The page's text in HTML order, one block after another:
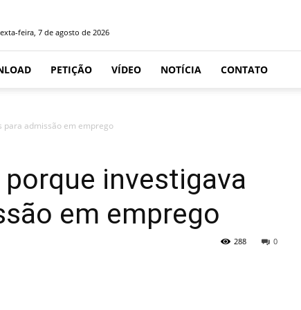
feira, 7 de agosto de 2026
PETIÇÃO VÍDEO NOTÍCIA CONTATO
para admissão em emprego
investigava
em emprego
0
288